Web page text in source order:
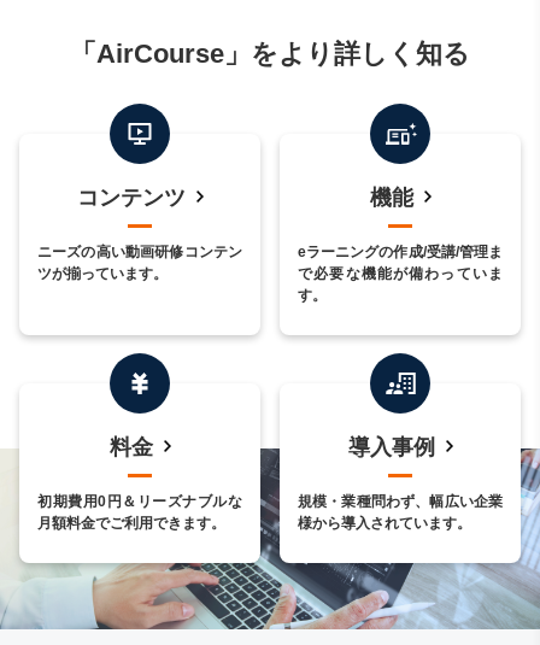
「AirCourse」をより詳しく知る
コンテンツ
ニーズの高い動画研修コンテン
ツが揃っています。
機能
eラーニングの作成/受講/管理ま
で必要な機能が備わっていま
す。
料金
初期費用0円＆リーズナブルな
月額料金でご利用できます。
導入事例
規模・業種問わず、幅広い企業
様から導入されています。